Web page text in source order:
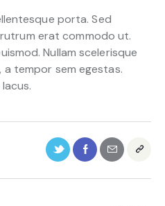
porta. Sed
erat commodo ut.
Nullam scelerisque
a tempor sem egestas.